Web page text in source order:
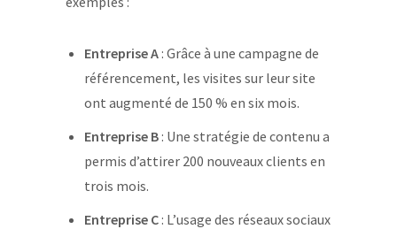
Entreprise A: Grâce à une campagne de
référencement, les visites sur leur site
ont augmenté de 150 % en six mois.
Entreprise B: Une stratégie de contenu a
permis d’attirer 200 nouveaux clients en
trois mois.
Entreprise C: L’usage des réseaux sociaux